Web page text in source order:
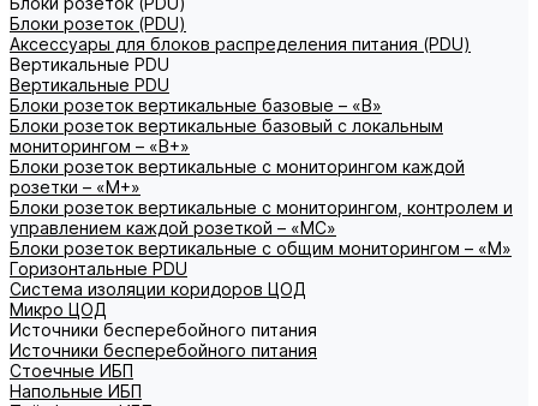
Блоки розеток (PDU)
Аксессуары для блоков распределения питания (PDU)
Вертикальные PDU
Вертикальные PDU
Блоки розеток вертикальные базовые – «В»
Блоки розеток вертикальные базовый с локальным
мониторингом – «В+»
Блоки розеток вертикальные с мониторингом каждой
розетки – «М+»
Блоки розеток вертикальные с мониторингом, контролем и
управлением каждой розеткой – «МС»
Блоки розеток вертикальные с общим мониторингом – «М»
Горизонтальные PDU
Система изоляции коридоров ЦОД
Микро ЦОД
Источники бесперебойного питания
Источники бесперебойного питания
Стоечные ИБП
Напольные ИБП